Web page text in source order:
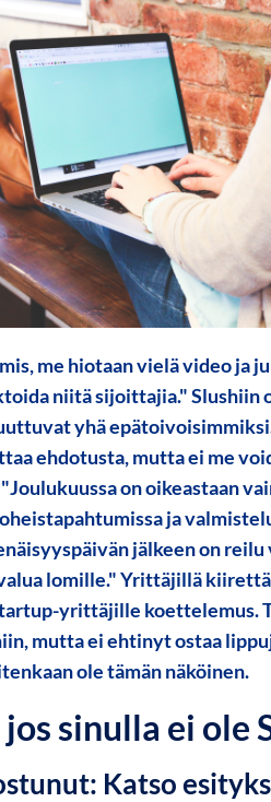
me hiotaan vielä video ja
niitä sijoittajia." Slushiin
yhä
ehdotusta, mutta ei me
on oikeastaan
ja
jälkeen on
lomille." Yrittäjillä
yrittäjille koettelemus.
mutta ei ehtinyt ostaa
ole tämän näköinen.
sinulla ei ole
Katso